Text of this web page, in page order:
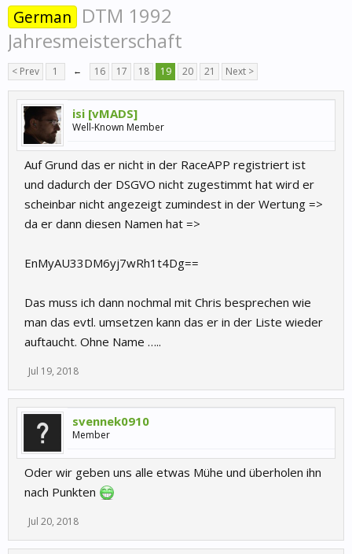
German DTM 1992
Jahresmeisterschaft
< Prev 1 ← 16 17 18 19 20 21 Next >
isi [vMADS]
Well-Known Member
Auf Grund das er nicht in der RaceAPP registriert ist
und dadurch der DSGVO nicht zugestimmt hat wird er
scheinbar nicht angezeigt zumindest in der Wertung =>
da er dann diesen Namen hat =>
EnMyAU33DM6yj7wRh1t4Dg==
Das muss ich dann nochmal mit Chris besprechen wie
man das evtl. umsetzen kann das er in der Liste wieder
auftaucht. Ohne Name …..
Jul 19, 2018
svennek0910
Member
Oder wir geben uns alle etwas Mühe und überholen ihn
nach Punkten
Jul 20, 2018